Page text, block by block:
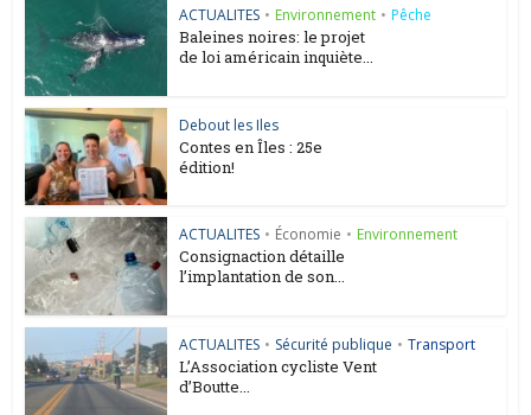
ACTUALITES • Environnement • Pêche
Baleines noires: le projet
de loi américain inquiète...
Debout les Iles
Contes en Îles : 25e
édition!
ACTUALITES • Économie • Environnement
Consignaction détaille
l’implantation de son...
ACTUALITES • Sécurité publique • Transport
L’Association cycliste Vent
d’Boutte...